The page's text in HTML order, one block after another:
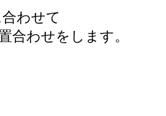
わせて
合わせをします。